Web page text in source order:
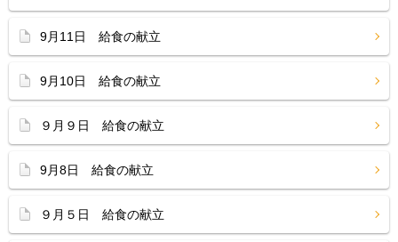
9月11日 給食の献立
9月10日 給食の献立
９月９日 給食の献立
9月8日 給食の献立
９月５日 給食の献立